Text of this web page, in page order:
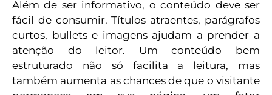
Além de ser informativo, o conteúdo deve ser
fácil de consumir. Títulos atraentes, parágrafos
curtos, bullets e imagens ajudam a prender a
atenção do leitor. Um conteúdo bem
estruturado não só facilita a leitura, mas
também aumenta as chances de que o visitante